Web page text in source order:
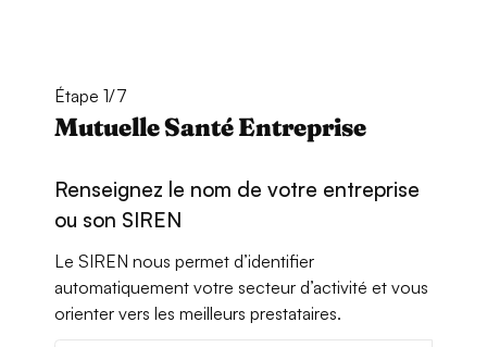
Étape 1/7
Mutuelle Santé Entreprise
Renseignez le nom de votre entreprise
ou son SIREN
Le SIREN nous permet d’identifier
automatiquement votre secteur d’activité et vous
orienter vers les meilleurs prestataires.